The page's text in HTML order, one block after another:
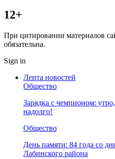
12+
При цитировании материалов
обязательна.
Sign in
Лента новостей
Общество
Зарядка с чемпионом:
надолго!
Общество
День памяти: 84 года со
Лабинского района